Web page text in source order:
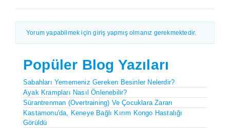
Yorum yapabilmek için giriş yapmış olmanız gerekmektedir.
Popüler Blog Yazıları
Sabahları Yememeniz Gereken Besinler Nelerdir?
Ayak Krampları Nasıl Önlenebilir?
Sürantrenman (Overtraining) Ve Çocuklara Zararı
Kastamonu'da, Keneye Bağlı Kırım Kongo Hastalığı
Görüldü